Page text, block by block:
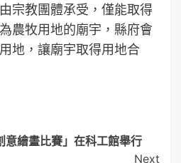
宗教團體承受，僅能取得
農牧用地的廟宇，縣府會
地，讓廟宇取得用地合
意繪畫比賽」在科工館舉行
Next